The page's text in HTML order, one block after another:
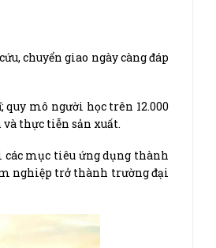
chuyển giao ngày càng đáp
quy mô người học trên 12.000
thực tiễn sản xuất.
các mục tiêu ứng dụng thành
nghiệp trở thành trường đại